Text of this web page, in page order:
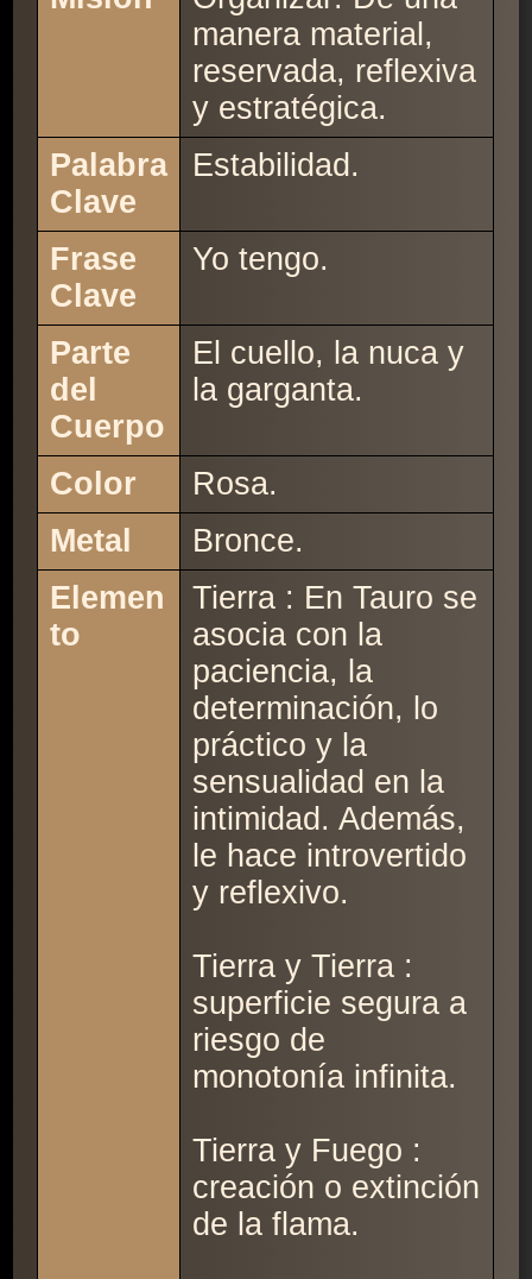
manera material,
reservada, reflexiva
y estratégica.
Palabra
Clave
Estabilidad.
Frase
Clave
Yo tengo.
Parte
del
Cuerpo
El cuello, la nuca y
la garganta.
Color
Rosa.
Metal
Bronce.
Elemen
to
Tierra : En Tauro se
asocia con la
paciencia, la
determinación, lo
práctico y la
sensualidad en la
intimidad. Además,
le hace introvertido
y reflexivo.
Tierra y Tierra :
superficie segura a
riesgo de
monotonía infinita.
Tierra y Fuego :
creación o extinción
de la flama.